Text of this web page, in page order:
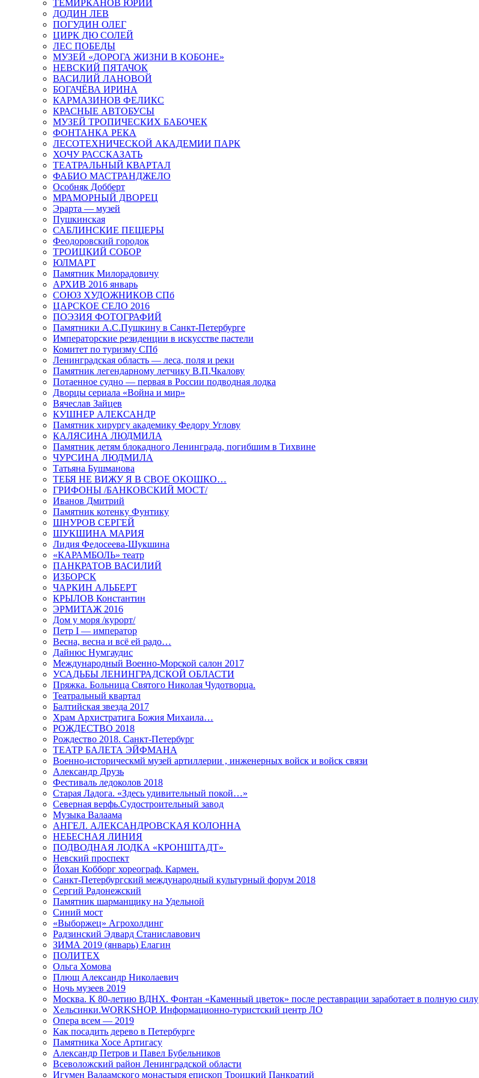
ТЕМИРКАНОВ ЮРИЙ
ДОДИН ЛЕВ
ПОГУДИН ОЛЕГ
ЦИРК ДЮ СОЛЕЙ
ЛЕС ПОБЕДЫ
МУЗЕЙ «ДОРОГА ЖИЗНИ В КОБОНЕ»
НЕВСКИЙ ПЯТАЧОК
ВАСИЛИЙ ЛАНОВОЙ
БОГАЧЁВА ИРИНА
КАРМАЗИНОВ ФЕЛИКС
КРАСНЫЕ АВТОБУСЫ
МУЗЕЙ ТРОПИЧЕСКИХ БАБОЧЕК
ФОНТАНКА РЕКА
ЛЕСОТЕХНИЧЕСКОЙ АКАДЕМИИ ПАРК
ХОЧУ РАССКАЗАТЬ
ТЕАТРАЛЬНЫЙ КВАРТАЛ
ФАБИО МАСТРАНДЖЕЛО
Особняк Добберт
МРАМОРНЫЙ ДВОРЕЦ
Эрарта — музей
Пушкинская
САБЛИНСКИЕ ПЕЩЕРЫ
Феодоровский городок
ТРОИЦКИЙ СОБОР
ЮЛМАРТ
Памятник Милорадовичу
АРХИВ 2016 январь
СОЮЗ ХУДОЖНИКОВ СПб
ЦАРСКОЕ СЕЛО 2016
ПОЭЗИЯ ФОТОГРАФИЙ
Памятники А.С.Пушкину в Санкт-Петербурге
Императорские резиденции в искусстве пастели
Комитет по туризму СПб
Ленинградская область — леса, поля и реки
Памятник легендарному летчику В.П.Чкалову
Потаенное судно — первая в России подводная лодка
Дворцы сериала «Война и мир»
Вячеслав Зайцев
КУШНЕР АЛЕКСАНДР
Памятник хирургу академику Федору Углову
КАЛЯСИНА ЛЮДМИЛА
Памятник детям блокадного Ленинграда, погибшим в Тихвине
ЧУРСИНА ЛЮДМИЛА
Татьяна Бушманова
ТЕБЯ НЕ ВИЖУ Я В СВОЕ ОКОШКО…
ГРИФОНЫ /БАНКОВСКИЙ МОСТ/
Иванов Дмитрий
Памятник котенку Фунтику
ШНУРОВ СЕРГЕЙ
ШУКШИНА МАРИЯ
Лидия Федосеева-Шукшина
«КАРАМБОЛЬ» театр
ПАНКРАТОВ ВАСИЛИЙ
ИЗБОРСК
ЧАРКИН АЛЬБЕРТ
КРЫЛОВ Константин
ЭРМИТАЖ 2016
Дом у моря /курорт/
Петр I — император
Весна, весна и всё ей радо…
Дайнюс Нумгаудис
Международный Военно-Морской салон 2017
УСАДЬБЫ ЛЕНИНГРАДСКОЙ ОБЛАСТИ
Пряжка. Больница Святого Николая Чудотворца.
Театральный квартал
Балтийская звезда 2017
Храм Архистратига Божия Михаила…
РОЖДЕСТВО 2018
Рождество 2018. Санкт-Петербург
ТЕАТР БАЛЕТА ЭЙФМАНА
Военно-историческмй музей артиллерии , инженерных войск и войск связи
Александр Друзь
Фестиваль ледоколов 2018
Старая Ладога. «Здесь удивительный покой…»
Северная верфь.Судостроительный завод
Музыка Валаама
АНГЕЛ. АЛЕКСАНДРОВСКАЯ КОЛОННА
НЕБЕСНАЯ ЛИНИЯ
ПОДВОДНАЯ ЛОДКА «КРОНШТАДТ»
Невский проспект
Йохан Кобборг хореограф. Кармен.
Санкт-Петербургский международный культурный форум 2018
Сергий Радонежский
Памятник шарманщику на Удельной
Синий мост
«Выборжец» Агрохолдинг
Радзинский Эдвард Станиславович
ЗИМА 2019 (январь) Елагин
ПОЛИТЕХ
Ольга Хомова
Плющ Александр Николаевич
Ночь музеев 2019
Москва. К 80-летию ВДНХ. Фонтан «Каменный цветок» после реставрации заработает в полную силу
Хельсинки.WORKSHOP. Информационно-туристский центр ЛО
Опера всем — 2019
Как посадить дерево в Петербурге
Памятника Хосе Артигасу
Александр Петров и Павел Бубельников
Всеволожский район Ленинградской области
Игумен Валаамского монастыря епископ Троицкий Панкратий